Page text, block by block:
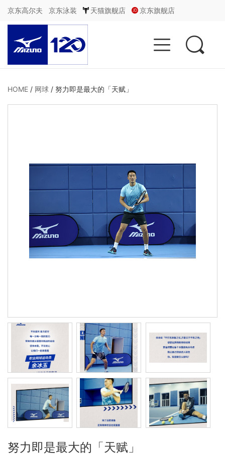
京东高尔夫 京东泳装 天猫旗舰店 京东旗舰店
 
HOME / 网球 / 努力即是最大的「天赋」
努力即是最大的「天赋」